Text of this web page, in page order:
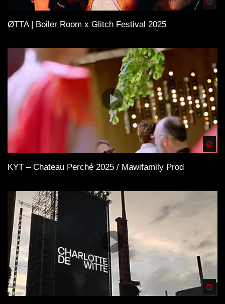
ØTTA | Boiler Room x Glitch Festival 2025
KYT – Chateau Perché 2025 / Mawifamily Prod